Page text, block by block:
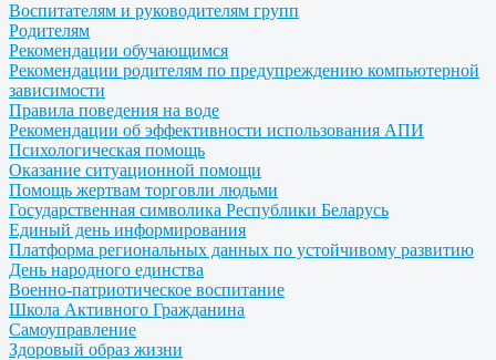
Воспитателям и руководителям групп
Родителям
Рекомендации обучающимся
Рекомендации родителям по предупреждению компьютерной
зависимости
Правила поведения на воде
Рекомендации об эффективности использования АПИ
Психологическая помощь
Оказание ситуационной помощи
Помощь жертвам торговли людьми
Государственная символика Республики Беларусь
Единый день информирования
Платформа региональных данных по устойчивому развитию
День народного единства
Военно-патриотическое воспитание
Школа Активного Гражданина
Самоуправление
Здоровый образ жизни